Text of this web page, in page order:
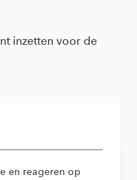
inzetten voor de
en reageren op